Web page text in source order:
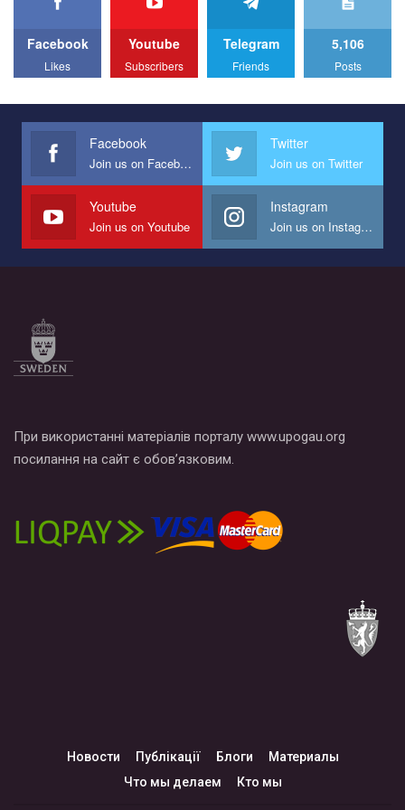
All you have to do is to press "Like" below the video.
Эмоционально сильный ролик от команды "Гей-альянс
представляющий программу развития организации.
Мы просим вас поддержать нас и помочь нам реализовать
наш план по борьбе с насилием и дискриминацией на почве
СОГИ в Украине.
Все, что вам нужно сделать - это зайти на наш канал YouTube
по этой ссылке и поставить лайк под видео.
Facebook
Likes
Youtube
Subscribers
Telegram
Friends
5,106
Posts
Facebook
Join us on Facebook
Twitter
Join us on Twitter
Youtube
Join us on Youtube
Instagram
Join us on Instagram
При використанні матеріалів порталу www.upogau.org
посилання на сайт є обов’язковим.
Новости Публікації Блоги
Материалы
Что мы делаем
Кто мы